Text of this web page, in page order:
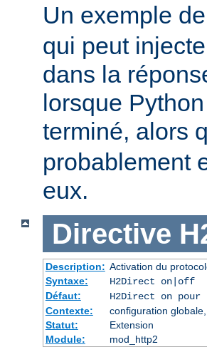
Un exemple
qui peut
dans la
lorsque
terminé, alors
probablement
eux.
Directive
Description: Activation du
Syntaxe:
H2Direct on|off
Défaut:
H2Direct on
Contexte:
configuration
Statut:
Extension
Module:
mod_http2